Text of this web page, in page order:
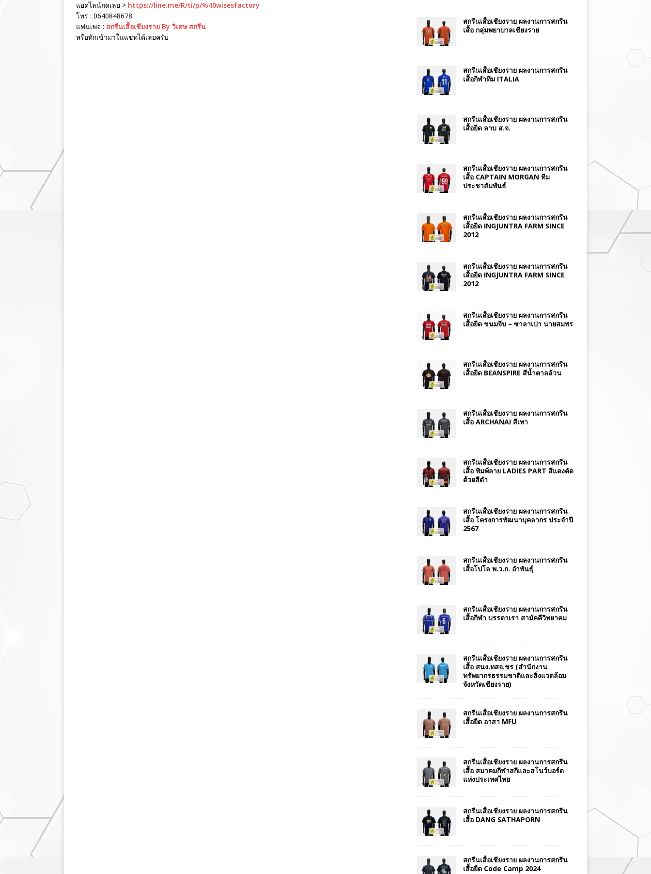
แอดไลน์กดเลย > https://line.me/R/ti/p/%40wisesfactory
โทร : 0640848678
แฟนเพจ : สกรีนเสื้อเชียงราย By วิเศษ สกรีน
หรือทักเข้ามาในแชทได้เลยครับ
สกรีนเสื้อเชียงราย ผลงานการสกรีน
เสื้อ กลุ่มพยาบาลเชียงราย
สกรีนเสื้อเชียงราย ผลงานการสกรีน
เสื้อกีฬาทีม ITALIA
สกรีนเสื้อเชียงราย ผลงานการสกรีน
เสื้อยืด ลาบ ส.จ.
สกรีนเสื้อเชียงราย ผลงานการสกรีน
เสื้อ CAPTAIN MORGAN ทีม
ประชาสัมพันธ์
สกรีนเสื้อเชียงราย ผลงานการสกรีน
เสื้อยืด INGJUNTRA FARM SINCE
2012
สกรีนเสื้อเชียงราย ผลงานการสกรีน
เสื้อยืด INGJUNTRA FARM SINCE
2012
สกรีนเสื้อเชียงราย ผลงานการสกรีน
เสื้อยืด ขนมจีบ – ซาลาเปา นายสมพร
สกรีนเสื้อเชียงราย ผลงานการสกรีน
เสื้อยืด BEANSPIRE สีน้ำตาลล้วน
สกรีนเสื้อเชียงราย ผลงานการสกรีน
เสื้อ ARCHANAI สีเทา
สกรีนเสื้อเชียงราย ผลงานการสกรีน
เสื้อ พิมพ์ลาย LADIES PART สีแดงตัด
ด้วยสีดำ
สกรีนเสื้อเชียงราย ผลงานการสกรีน
เสื้อ โครงการพัฒนาบุคลากร ประจำปี
2567
สกรีนเสื้อเชียงราย ผลงานการสกรีน
เสื้อโปโล พ.ว.ก. อำพันธุ์
สกรีนเสื้อเชียงราย ผลงานการสกรีน
เสื้อกีฬา บรรดาเรา สามัคคีวิทยาคม
สกรีนเสื้อเชียงราย ผลงานการสกรีน
เสื้อ สนง.ทสจ.ชร (สำนักงาน
ทรัพยากรธรรมชาติและสิ่งแวดล้อม
จังหวัดเชียงราย)
สกรีนเสื้อเชียงราย ผลงานการสกรีน
เสื้อยืด อาสา MFU
สกรีนเสื้อเชียงราย ผลงานการสกรีน
เสื้อ สมาคมกีฬาสกีและสโนว์บอร์ด
แห่งประเทศไทย
สกรีนเสื้อเชียงราย ผลงานการสกรีน
เสื้อ DANG SATHAPORN
สกรีนเสื้อเชียงราย ผลงานการสกรีน
เสื้อยืด Code Camp 2024